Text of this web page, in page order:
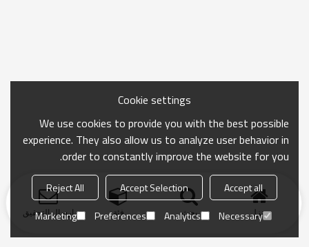
منزل بحث فئة ارسال التحقيق
Cookie settings
We use cookies to provide you with the best possible
experience. They also allow us to analyze user behavior in
order to constantly improve the website for you.
Accept all
Accept Selection
Reject All
Necessary
Analytics
Preferences
Marketing